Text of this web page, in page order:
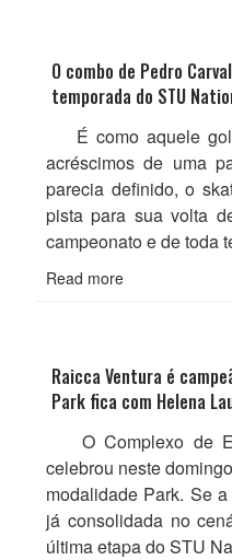
O combo de Pedro
temporada do STU
É como aquele gol
acréscimos de uma
parecia definido, o
pista para sua volta
campeonato e de toda
Read more
Raicca Ventura é
Park fica com Helena
O Complexo de
celebrou neste
modalidade Park. Se
já consolidada no
última etapa do STU